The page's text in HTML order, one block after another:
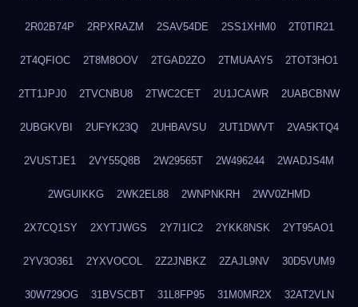
2R02B74P 2RPXRAZM 2SAV54DE 2SS1XHM0 2T0TIR21
2T4QFIOC 2T8M8OOV 2TGAD2ZO 2TMUAAY5 2TOT3HO1
2TT1JPJ0 2TVCNBU8 2TWC2CET 2U1JCAWR 2UABCBNW
2UBGKVBI 2UFYK23Q 2UHBAVSU 2UT1DWVT 2VA5KTQ4
2VUSTJE1 2VY55Q8B 2W29565T 2W496244 2WADJS4M
2WGUIKKG 2WK2EL88 2WNPNKRH 2WV0ZHMD
2X7CQ1SY 2XYTJWGS 2Y7I1IC2 2YKK8NSK 2YT95AO1
2YV3O361 2YXVOCOL 2Z2JNBKZ 2ZAJL9NV 30D5VUM9
30W729OG 31BVSCBT 31L8FP95 31M0MR2X 32AT2VLN